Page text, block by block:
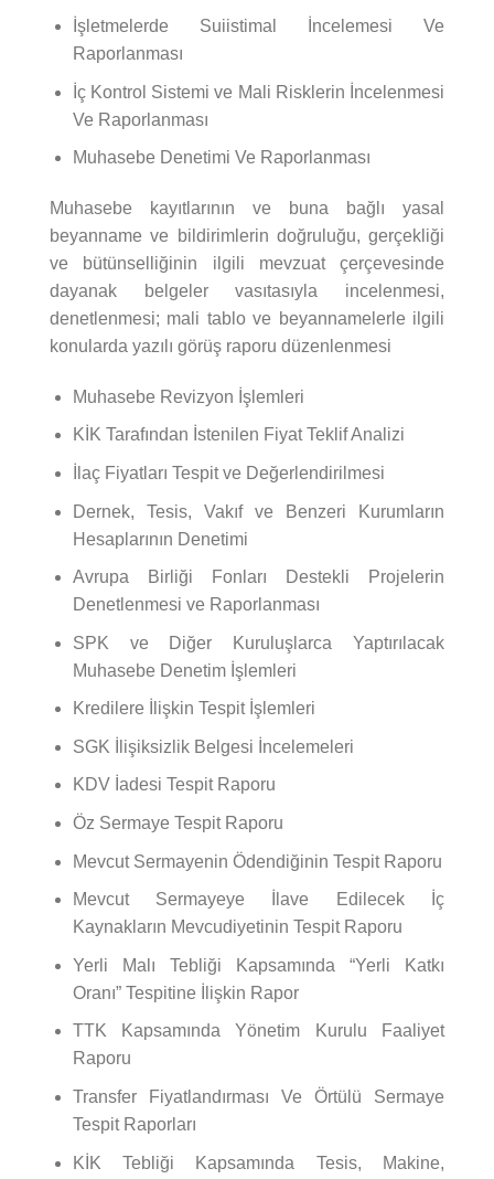
İşletmelerde Suiistimal İncelemesi Ve
Raporlanması
İç Kontrol Sistemi ve Mali Risklerin İncelenmesi
Ve Raporlanması
Muhasebe Denetimi Ve Raporlanması
Muhasebe kayıtlarının ve buna bağlı yasal
beyanname ve bildirimlerin doğruluğu, gerçekliği
ve bütünselliğinin ilgili mevzuat çerçevesinde
dayanak belgeler vasıtasıyla incelenmesi,
denetlenmesi; mali tablo ve beyannamelerle ilgili
konularda yazılı görüş raporu düzenlenmesi
Muhasebe Revizyon İşlemleri
KİK Tarafından İstenilen Fiyat Teklif Analizi
İlaç Fiyatları Tespit ve Değerlendirilmesi
Dernek, Tesis, Vakıf ve Benzeri Kurumların
Hesaplarının Denetimi
Avrupa Birliği Fonları Destekli Projelerin
Denetlenmesi ve Raporlanması
SPK ve Diğer Kuruluşlarca Yaptırılacak
Muhasebe Denetim İşlemleri
Kredilere İlişkin Tespit İşlemleri
SGK İlişiksizlik Belgesi İncelemeleri
KDV İadesi Tespit Raporu
Öz Sermaye Tespit Raporu
Mevcut Sermayenin Ödendiğinin Tespit Raporu
Mevcut Sermayeye İlave Edilecek İç
Kaynakların Mevcudiyetinin Tespit Raporu
Yerli Malı Tebliği Kapsamında “Yerli Katkı
Oranı” Tespitine İlişkin Rapor
TTK Kapsamında Yönetim Kurulu Faaliyet
Raporu
Transfer Fiyatlandırması Ve Örtülü Sermaye
Tespit Raporları
KİK Tebliği Kapsamında Tesis, Makine,